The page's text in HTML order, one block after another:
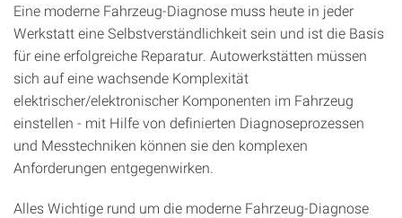
Eine moderne Fahrzeug-Diagnose muss heute in jeder
Werkstatt eine Selbstverständlichkeit sein und ist die Basis
für eine erfolgreiche Reparatur. Autowerkstätten müssen
sich auf eine wachsende Komplexität
elektrischer/elektronischer Komponenten im Fahrzeug
einstellen - mit Hilfe von definierten Diagnoseprozessen
und Messtechniken können sie den komplexen
Anforderungen entgegenwirken.
Alles Wichtige rund um die moderne Fahrzeug-Diagnose